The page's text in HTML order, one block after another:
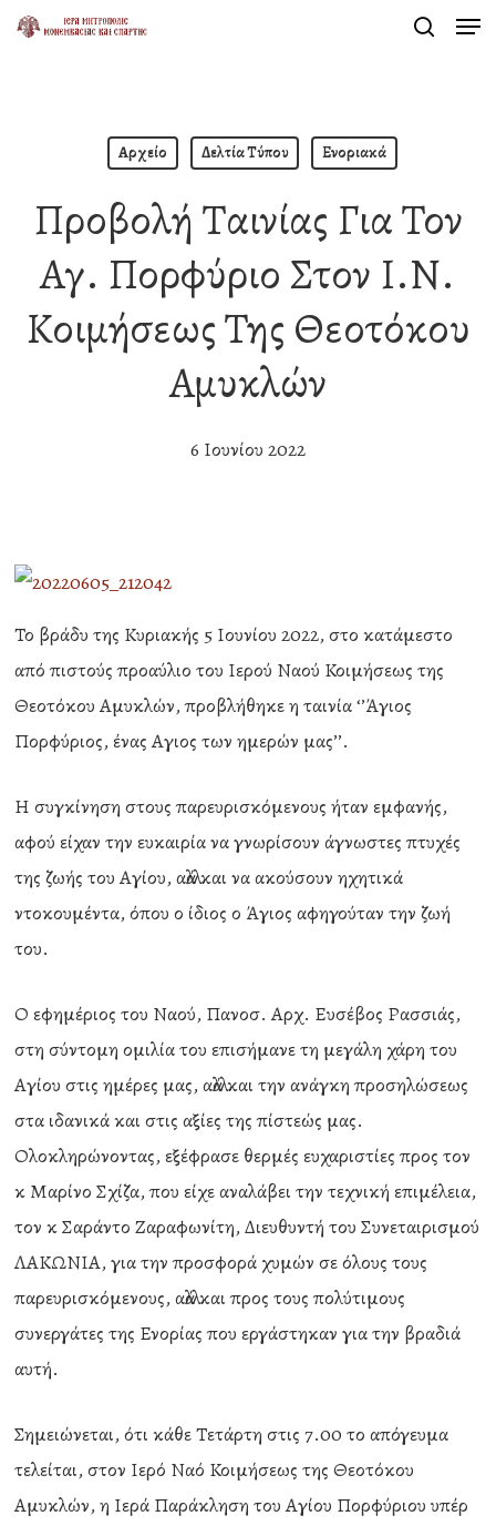
Skip
Αρχείο Δελτία Τύπου Ενοριακά
Προβολή Ταινίας Για Τον
Αγ. Πορφύριο Στον Ι.Ν.
Κοιμήσεως Της Θεοτόκου
Αμυκλών
6 Ιουνίου 2022
Το βράδυ της Κυριακής 5 Ιουνίου 2022, στο κατάμεστο
από πιστούς προαύλιο του Ιερού Ναού Κοιμήσεως της
Θεοτόκου Αμυκλών, προβλήθηκε η ταινία ‘’Άγιος
Πορφύριος, ένας Αγιος των ημερών μας’’.
Η συγκίνηση στους παρευρισκόμενους ήταν εμφανής,
αφού είχαν την ευκαιρία να γνωρίσουν άγνωστες πτυχές
της ζωής του Αγίου, αλλά και να ακούσουν ηχητικά
ντοκουμέντα, όπου ο ίδιος ο Άγιος αφηγούταν την ζωή
του.
Ο εφημέριος του Ναού, Πανοσ. Αρχ. Ευσέβος Ρασσιάς,
στη σύντομη ομιλία του επισήμανε τη μεγάλη χάρη του
Αγίου στις ημέρες μας, αλλά και την ανάγκη προσηλώσεως
στα ιδανικά και στις αξίες της πίστεώς μας.
Ολοκληρώνοντας, εξέφρασε θερμές ευχαριστίες προς τον
κ Μαρίνο Σχίζα, που είχε αναλάβει την τεχνική επιμέλεια,
τον κ Σαράντο Ζαραφωνίτη, Διευθυντή του Συνεταιρισμού
ΛΑΚΩΝΙΑ, για την προσφορά χυμών σε όλους τους
παρευρισκόμενους, αλλά και προς τους πολύτιμους
συνεργάτες της Ενορίας που εργάστηκαν για την βραδιά
αυτή.
Σημειώνεται, ότι κάθε Τετάρτη στις 7.00 το απόγευμα
τελείται, στον Ιερό Ναό Κοιμήσεως της Θεοτόκου
Αμυκλών, η Ιερά Παράκληση του Αγίου Πορφύριου υπέρ